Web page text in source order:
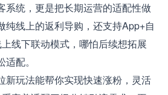
统，更是把长期运营的适配性做
纯线上的返利导购，还支持App+自
线下联动模式，哪怕后续想拓展
配。
玩法能帮你实现快速涨粉，灵活